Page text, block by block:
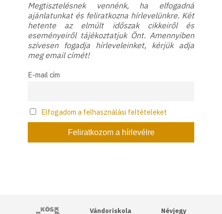
Megtisztelésnek vennénk, ha elfogadná
ajánlatunkat és feliratkozna hírlevelünkre. Két
hetente az elmúlt időszak cikkeiről és
eseményeiről tájékoztatjuk Önt. Amennyiben
szívesen fogadja hírleveleinket, kérjük adja
meg email címét!
E-mail cím
Elfogadom a felhasználási feltételeket
Kós Károly Egyesülés
Vándoriskola Névjegy